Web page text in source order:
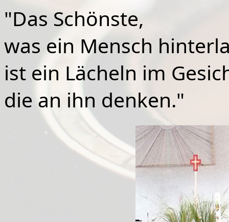
"Das Schönste,
was ein Mensch
ist ein Lächeln im
die an ihn denken."